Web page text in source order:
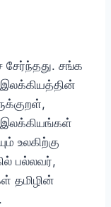
சேர்ந்தது. சங்க
இலக்கியத்தின்
இலக்கியங்கள்
உலகிற்கு
பல்லவர்,
தமிழின்